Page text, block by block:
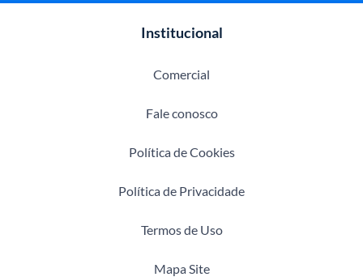
Institucional
Comercial
Fale conosco
Política de Cookies
Política de Privacidade
Termos de Uso
Mapa Site